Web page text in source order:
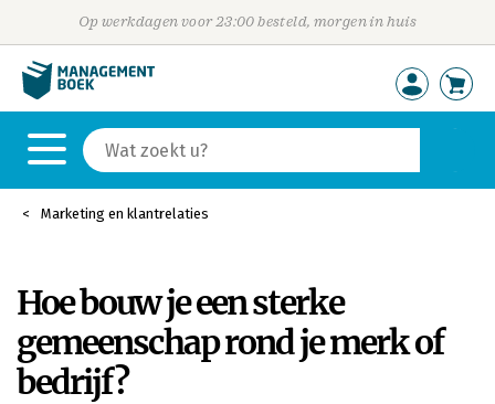
Op werkdagen voor 23:00 besteld, morgen in huis
Marketing en klantrelaties
Hoe bouw je een sterke
gemeenschap rond je merk of
bedrijf?